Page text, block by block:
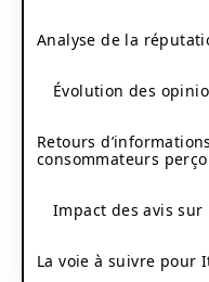
Analyse de la
Évolution des
Retours
consommateurs
Impact des avis sur
La voie à suivre pour